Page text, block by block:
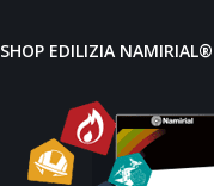
SHOP EDILIZIA NAMIRIAL®